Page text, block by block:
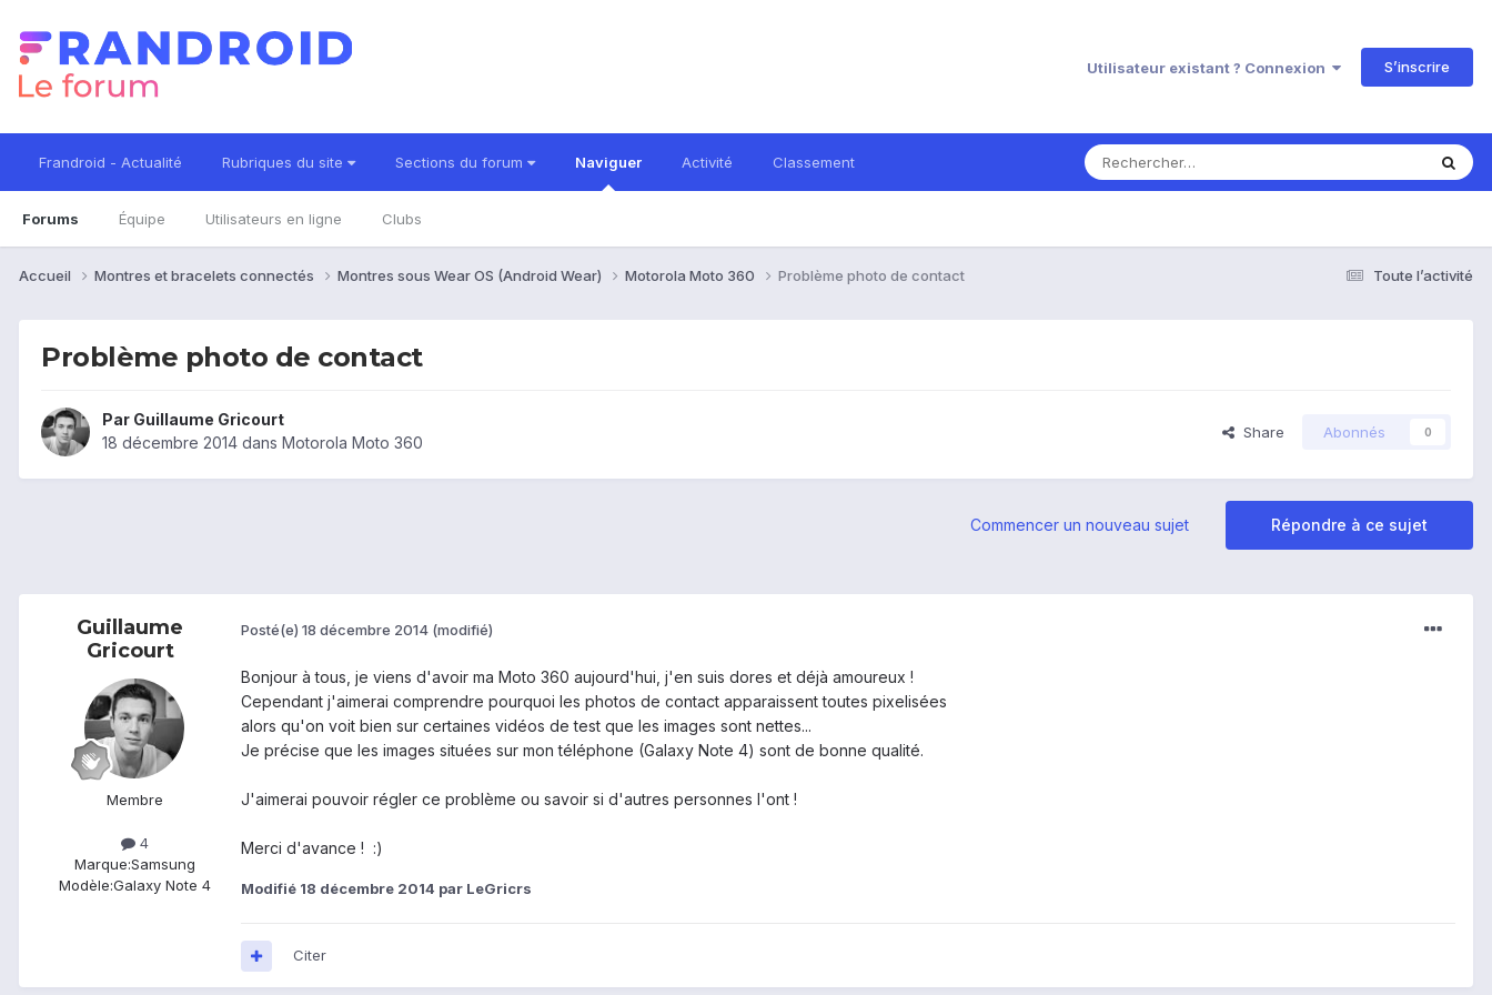
Utilisateur existant ? Connexion S’inscrire
Frandroid - Actualité Rubriques du site Sections du forum Naviguer
Forums Équipe Utilisateurs en ligne Clubs
Activité Classement
Toute l’activité
Accueil Montres et bracelets connectés Montres sous Wear OS (Android Wear) Motorola Moto 360 Problème photo de contact
Problème photo de contact
Par Guillaume Gricourt
18 décembre 2014 dans Motorola Moto 360
Share Abonnés 0
Répondre à ce sujet
Commencer un nouveau sujet
Guillaume
Gricourt
Membre
4
Marque:Samsung
Modèle:Galaxy Note 4
Posté(e) 18 décembre 2014 (modifié)
Bonjour à tous, je viens d'avoir ma Moto 360 aujourd'hui, j'en suis dores et déjà amoureux !
Cependant j'aimerai comprendre pourquoi les photos de contact apparaissent toutes pixelisées
alors qu'on voit bien sur certaines vidéos de test que les images sont nettes...
Je précise que les images situées sur mon téléphone (Galaxy Note 4) sont de bonne qualité.
J'aimerai pouvoir régler ce problème ou savoir si d'autres personnes l'ont !
Merci d'avance ! :)
Modifié 18 décembre 2014 par LeGricrs
Citer